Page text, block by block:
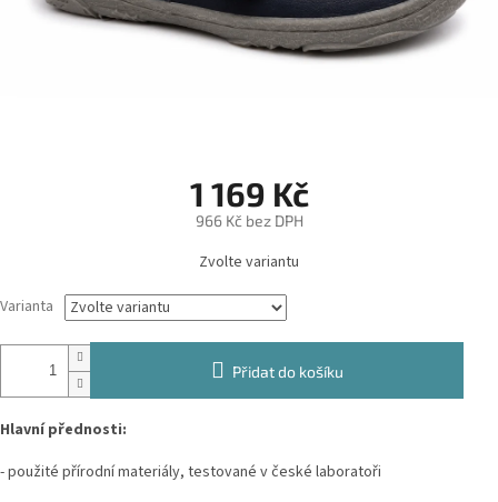
1 169 Kč
966 Kč bez DPH
Měrná
cena:
Zvolte variantu
Varianta
Přidat do košíku
Hlavní přednosti:
- použité přírodní materiály, testované v české laboratoři